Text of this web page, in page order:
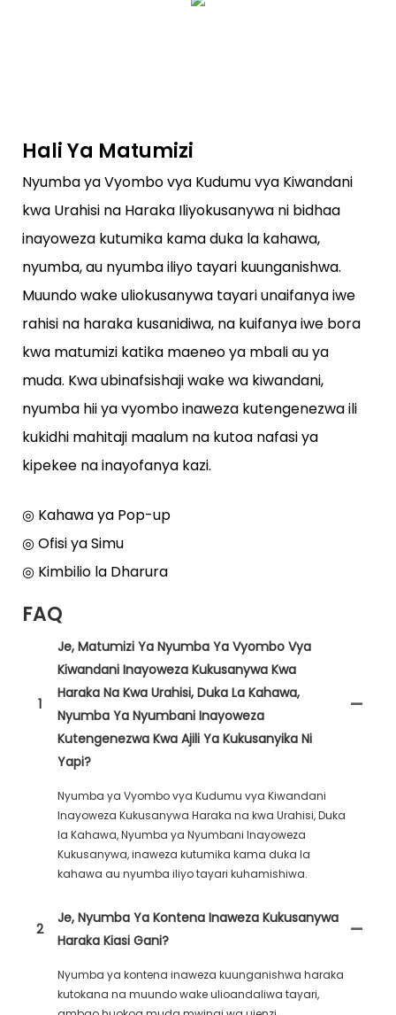
Hali Ya Matumizi
Nyumba ya Vyombo vya Kudumu vya Kiwandani
kwa Urahisi na Haraka Iliyokusanywa ni bidhaa
inayoweza kutumika kama duka la kahawa,
nyumba, au nyumba iliyo tayari kuunganishwa.
Muundo wake uliokusanywa tayari unaifanya iwe
rahisi na haraka kusanidiwa, na kuifanya iwe bora
kwa matumizi katika maeneo ya mbali au ya
muda. Kwa ubinafsishaji wake wa kiwandani,
nyumba hii ya vyombo inaweza kutengenezwa ili
kukidhi mahitaji maalum na kutoa nafasi ya
kipekee na inayofanya kazi.
◎ Kahawa ya Pop-up
◎ Ofisi ya Simu
◎ Kimbilio la Dharura
FAQ
1
Je, Matumizi Ya Nyumba Ya Vyombo Vya
Kiwandani Inayoweza Kukusanywa Kwa
Haraka Na Kwa Urahisi, Duka La Kahawa,
Nyumba Ya Nyumbani Inayoweza
Kutengenezwa Kwa Ajili Ya Kukusanyika Ni
Yapi?
Nyumba ya Vyombo vya Kudumu vya Kiwandani
Inayoweza Kukusanywa Haraka na kwa Urahisi, Duka
la Kahawa, Nyumba ya Nyumbani Inayoweza
Kukusanywa, inaweza kutumika kama duka la
kahawa au nyumba iliyo tayari kuhamishiwa.
2
Je, Nyumba Ya Kontena Inaweza Kukusanywa
Haraka Kiasi Gani?
Nyumba ya kontena inaweza kuunganishwa haraka
kutokana na muundo wake ulioandaliwa tayari,